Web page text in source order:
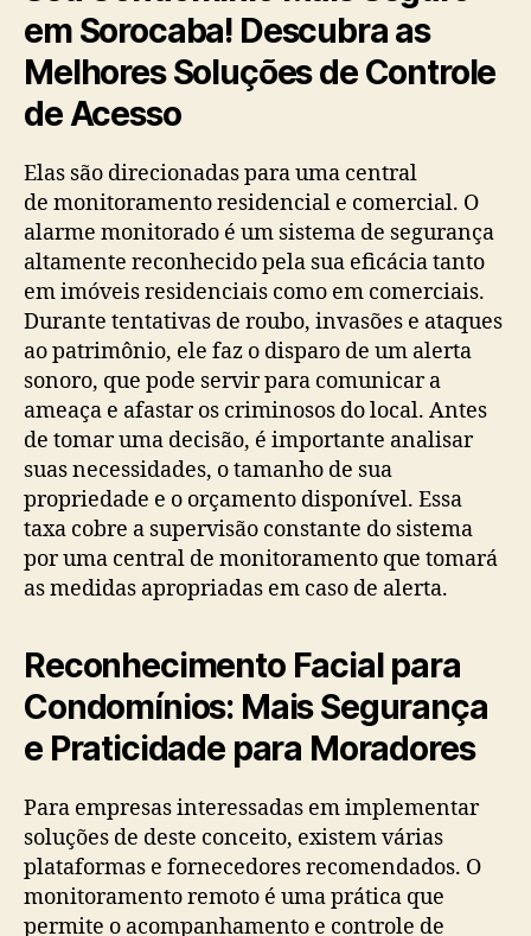
em Sorocaba! Descubra as
Melhores Soluções de Controle
de Acesso
Elas são direcionadas para uma central
de monitoramento residencial e comercial. O
alarme monitorado é um sistema de segurança
altamente reconhecido pela sua eficácia tanto
em imóveis residenciais como em comerciais.
Durante tentativas de roubo, invasões e ataques
ao patrimônio, ele faz o disparo de um alerta
sonoro, que pode servir para comunicar a
ameaça e afastar os criminosos do local. Antes
de tomar uma decisão, é importante analisar
suas necessidades, o tamanho de sua
propriedade e o orçamento disponível. Essa
taxa cobre a supervisão constante do sistema
por uma central de monitoramento que tomará
as medidas apropriadas em caso de alerta.
Reconhecimento Facial para
Condomínios: Mais Segurança
e Praticidade para Moradores
Para empresas interessadas em implementar
soluções de deste conceito, existem várias
plataformas e fornecedores recomendados. O
monitoramento remoto é uma prática que
permite o acompanhamento e controle de